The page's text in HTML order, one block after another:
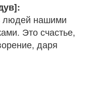
людей нашими
Это счастье,
даря